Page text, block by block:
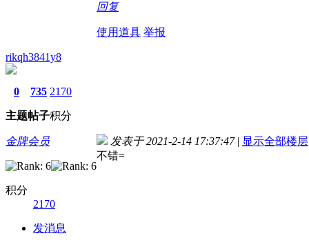
回复
使用道具 举报
rikqh3841y8
0
主题
735
帖子
2170
积分
金牌会员
积分
2170
发消息
发表于 2021-2-14 17:37:47 | 显示全部楼层
不错=